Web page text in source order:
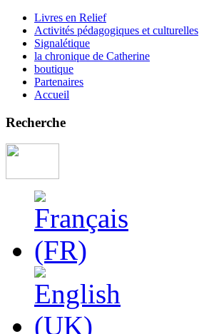
Livres en Relief
Activités pédagogiques et culturelles
Signalétique
la chronique de Catherine
boutique
Partenaires
Accueil
Recherche